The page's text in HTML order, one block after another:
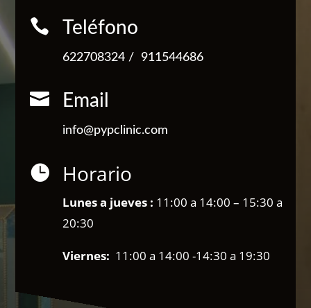
 Teléfono
622708324 / 911544686
 Email
info@pypclinic.com
 Horario
Lunes a jueves : 11:00 a 14:00 – 15:30 a
20:30
Viernes: 11:00 a 14:00 -14:30 a 19:30